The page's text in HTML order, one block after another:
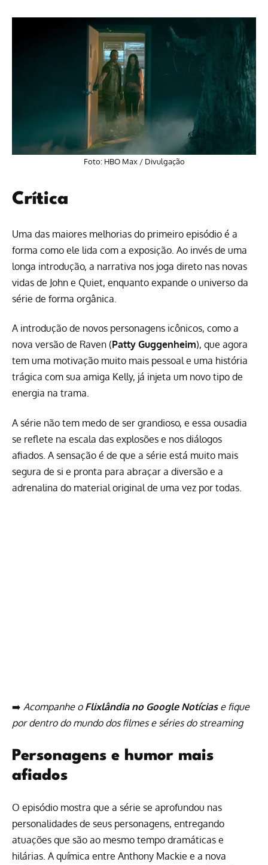
Foto: HBO Max / Divulgação
Crítica
Uma das maiores melhorias do primeiro episódio é a
forma como ele lida com a exposição. Ao invés de uma
longa introdução, a narrativa nos joga direto nas novas
vidas de John e Quiet, enquanto expande o universo da
série de forma orgânica.
A introdução de novos personagens icônicos, como a
nova versão de Raven (Patty Guggenheim), que agora
tem uma motivação muito mais pessoal e uma história
trágica com sua amiga Kelly, já injeta um novo tipo de
energia na trama.
A série não tem medo de ser grandioso, e essa ousadia
se reflete na escala das explosões e nos diálogos
afiados. A sensação é de que a série está muito mais
segura de si e pronta para abraçar a diversão e a
adrenalina do material original de uma vez por todas.
➡️ Acompanhe o Flixlândia no Google Notíciase fique
por dentro do mundo dos filmes e séries do streaming
Personagens e humor mais
afiados
O episódio mostra que a série se aprofundou nas
personalidades de seus personagens, entregando
atuações que são ao mesmo tempo dramáticas e
hilárias. A química entre Anthony Mackie e a nova